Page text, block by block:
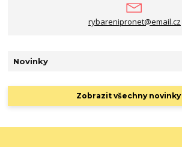
rybarenipronet@email.cz
Novinky
Zobrazit všechny novinky